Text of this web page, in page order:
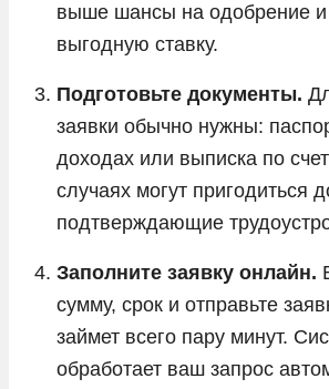
выше шансы на одобрение
выгодную ставку.
Подготовьте документы.
заявки обычно нужны:
доходах или выписка по
случаях могут пригодиться
подтверждающие
Заполните заявку онлайн.
сумму, срок и отправьте
займет всего пару минут.
обработает ваш запрос